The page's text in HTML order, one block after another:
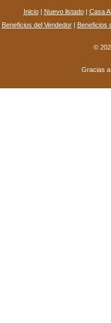
Inicio| Nuevo listado| Casa
Beneficios del Vendedor| Beneficios
©
Gracias